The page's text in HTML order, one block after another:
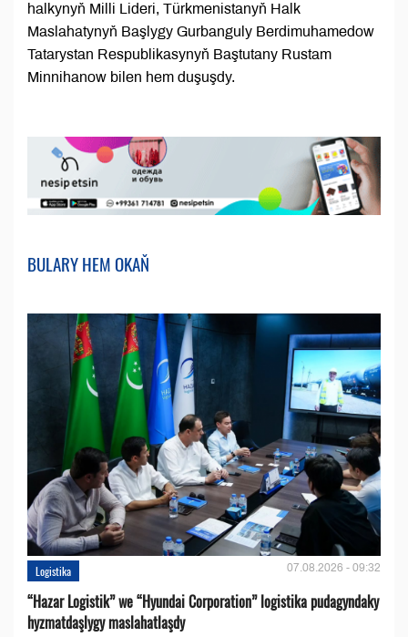
halkynyň Milli Lideri, Türkmenistanyň Halk
Maslahatynyň Başlygy Gurbanguly Berdimuhamedow
Tatarystan Respublikasynyň Baştutany Rustam
Minnihanow bilen hem duşuşdy.
BULARY HEM OKAŇ
Logistika 07.08.2026 - 09:32
“Hazar Logistik” we “Hyundai Corporation” logistika pudagyndaky
hyzmatdaşlygy maslahatlaşdy